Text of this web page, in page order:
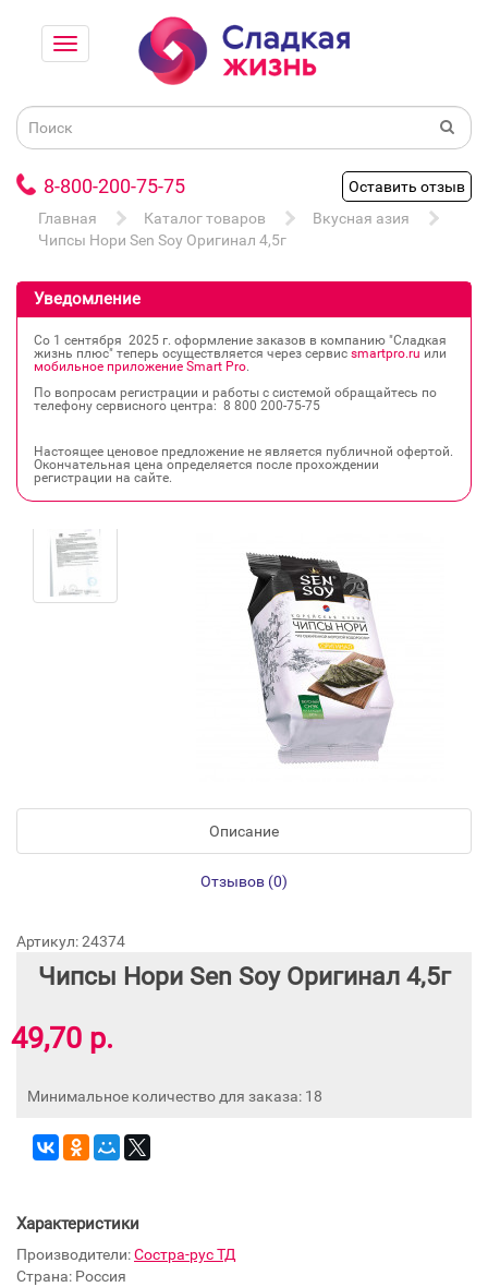
8-800-200-75-75
Оставить отзыв
Главная
Каталог товаров
Вкусная азия
Чипсы Нори Sen Soy Оригинал 4,5г
Уведомление
Со 1 сентября 2025 г. оформление заказов в компанию "Сладкая
жизнь плюс" теперь осуществляется через сервис smartpro.ru или
мобильное приложение Smart Pro.
По вопросам регистрации и работы с системой обращайтесь по
телефону сервисного центра: 8 800 200‐75‐75
Настоящее ценовое предложение не является публичной офертой.
Окончательная цена определяется после прохождении
регистрации на сайте.
Описание
Отзывов (0)
Артикул: 24374
Чипсы Нори Sen Soy Оригинал 4,5г
49,70 р.
Минимальное количество для заказа: 18
Характеристики
Производители:Состра-рус ТД
Страна: Россия